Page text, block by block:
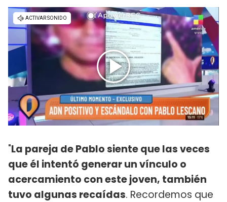
"La pareja de Pablo siente que las veces
que él intentó generar un vínculo o
acercamiento con este joven, también
tuvo algunas recaídas. Recordemos que